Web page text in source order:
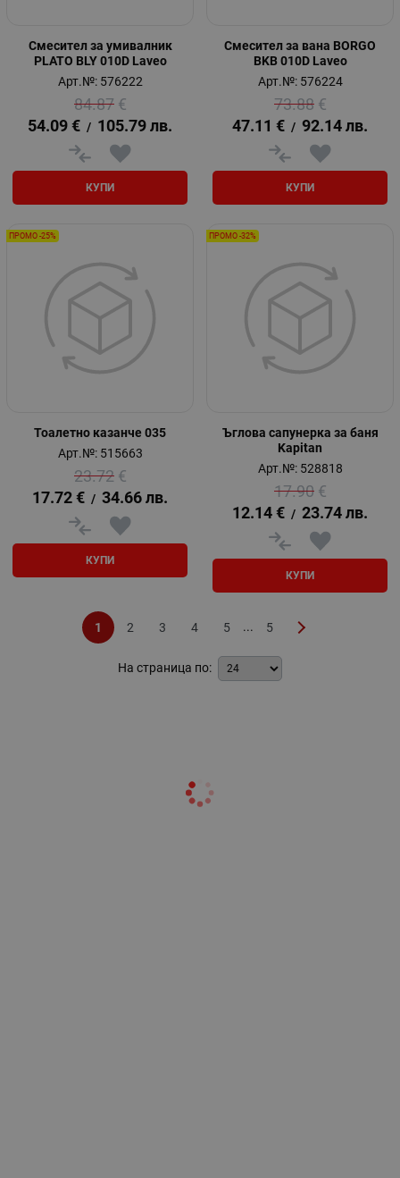
Смесител за умивалник
PLATO BLY 010D Laveo
Арт.№: 576222
84.87 €
54.09 € / 105.79 лв.
КУПИ
Смесител за вана BORGO
BKB 010D Laveo
Арт.№: 576224
73.88 €
47.11 € / 92.14 лв.
КУПИ
Тоалетно казанче 035
Арт.№: 515663
23.72 €
17.72 € / 34.66 лв.
КУПИ
ПРОМО -25%
Ъглова сапунерка за баня
Kapitan
Арт.№: 528818
17.90 €
12.14 € / 23.74 лв.
КУПИ
ПРОМО -32%
1 2 3 4 5 ... 5
На страница по: